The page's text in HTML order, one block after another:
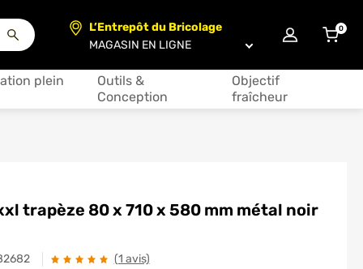
L’Entrepôt du Bricolage
Choisir un magasin
0article
plein
Outils &
Conception
Objectif
fraîcheur
trapèze 80 x 710 x 580 mm métal noir
(1 avis)